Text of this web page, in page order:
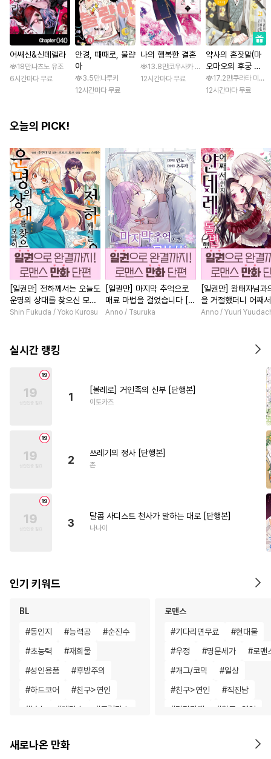
어쌔신&신데렐라
18만나츠노 유조
6시간마다 무료
안경, 때때로, 불량
아
3.5만나루키
12시간마다 무료
나의 행복한 결혼
13.8만코우사카 리토 / 아기토기 아쿠미
12시간마다 무료
약사의 혼잣말(마
오마오의 후궁 수
수께끼 풀이수첩)
17.2만쿠라타 미노
12시간마다 무료
오늘의 PICK!
[일권만] 전하께서는 오늘도
운명의 상대를 찾으신 모양
이네요 (웃음) [단행본]
Shin Fukuda / Yoko Kurosu
[일권만] 마지막 추억으로
매료 마법을 걸었습니다 [단
행본]
Anno / Tsuruka
[일권만] 왕태자님과
을 거절했더니 어째
얀데레로 돌변했습
Anno / Yuuri
실시간 랭킹
1
[볼레로] 거인족의 신부 [단행본]
이토카즈
2
쓰레기의 정사 [단행본]
존
3
달콤 사디스트 천사가 말하는 대로 [단행본]
나나이
인기 키워드
BL
#동인지 #능력공 #순진수
#초능력 #재회물
#성인용품 #후방주의
#하드코어 #친구>연인
#복수 #계략수 #모럴리스
#단정수 #사제관계
로맨스
#기다리면무료 #현대물
#우정 #명문세가 #로맨
#개그/코믹 #일상
#친구>연인 #직진남
#다각관계 #친구>연인
새로나온 만화